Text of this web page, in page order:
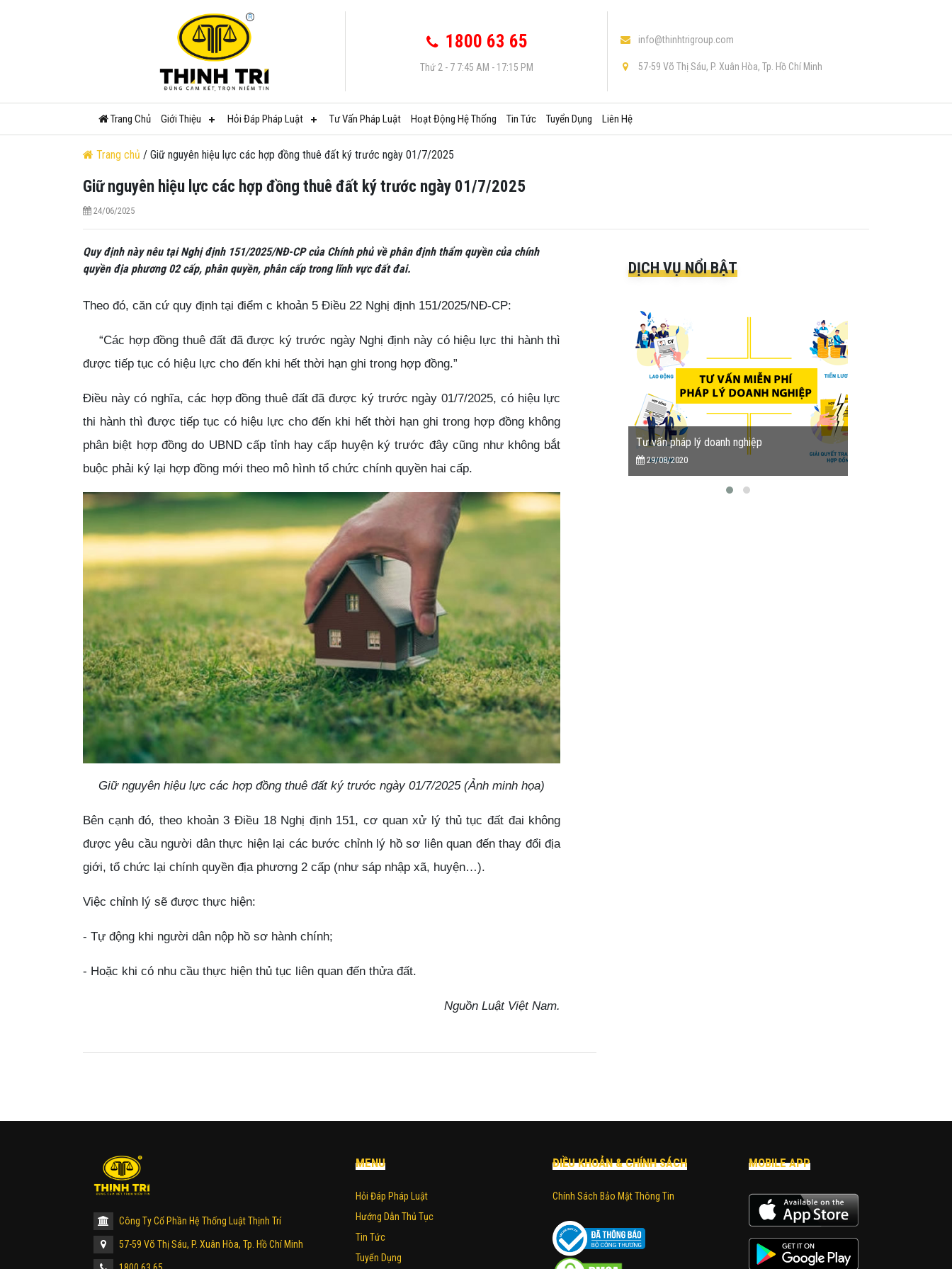
1800 63 65
Thứ 2 - 7 7:45 AM - 17:15 PM
info@thinhtrigroup.com
57-59 Võ Thị Sáu, P. Xuân Hòa, Tp. Hồ Chí Minh
Trang Chủ Giới Thiệu Hỏi Đáp Pháp Luật Tư Vấn Pháp Luật Hoạt Động Hệ Thống Tin Tức Tuyển Dụng Liên Hệ
Trang chủ / Giữ nguyên hiệu lực các hợp đồng thuê đất ký trước ngày 01/7/2025
Giữ nguyên hiệu lực các hợp đồng thuê đất ký trước ngày 01/7/2025
24/06/2025
Quy định này nêu tại Nghị định 151/2025/NĐ-CP của Chính phủ về phân định thẩm quyền của chính
quyền địa phương 02 cấp, phân quyền, phân cấp trong lĩnh vực đất đai.
Theo đó, căn cứ quy định tại điểm c khoản 5 Điều 22 Nghị định 151/2025/NĐ-CP:
“Các hợp đồng thuê đất đã được ký trước ngày Nghị định này có hiệu lực thi hành thì
được tiếp tục có hiệu lực cho đến khi hết thời hạn ghi trong hợp đồng.”
Điều này có nghĩa, các hợp đồng thuê đất đã được ký trước ngày 01/7/2025, có hiệu lực
thi hành thì được tiếp tục có hiệu lực cho đến khi hết thời hạn ghi trong hợp đồng không
phân biệt hợp đồng do UBND cấp tỉnh hay cấp huyện ký trước đây cũng như không bắt
buộc phải ký lại hợp đồng mới theo mô hình tổ chức chính quyền hai cấp.
Giữ nguyên hiệu lực các hợp đồng thuê đất ký trước ngày 01/7/2025 (Ảnh minh họa)
Bên cạnh đó, theo khoản 3 Điều 18 Nghị định 151, cơ quan xử lý thủ tục đất đai không
được yêu cầu người dân thực hiện lại các bước chỉnh lý hồ sơ liên quan đến thay đổi địa
giới, tổ chức lại chính quyền địa phương 2 cấp (như sáp nhập xã, huyện…).
Việc chỉnh lý sẽ được thực hiện:
- Tự động khi người dân nộp hồ sơ hành chính;
- Hoặc khi có nhu cầu thực hiện thủ tục liên quan đến thửa đất.
Nguồn Luật Việt Nam.
DỊCH VỤ NỔI BẬT
Tư vấn pháp lý doanh nghiệp Tu vấn miễn phí Dịch vụ kế toán Tư vấn pháp lý doanh nghiệp
29/08/2020
Công Ty Cổ Phần Hệ Thống Luật Thịnh Trí
57-59 Võ Thị Sáu, P. Xuân Hòa, Tp. Hồ Chí Minh
MENU
Hỏi Đáp Pháp Luật
Hướng Dẫn Thủ Tục
Tin Tức
Tuyển Dụng
ĐIỀU KHOẢN & CHÍNH SÁCH
Chính Sách Bảo Mật Thông Tin
MOBILE APP